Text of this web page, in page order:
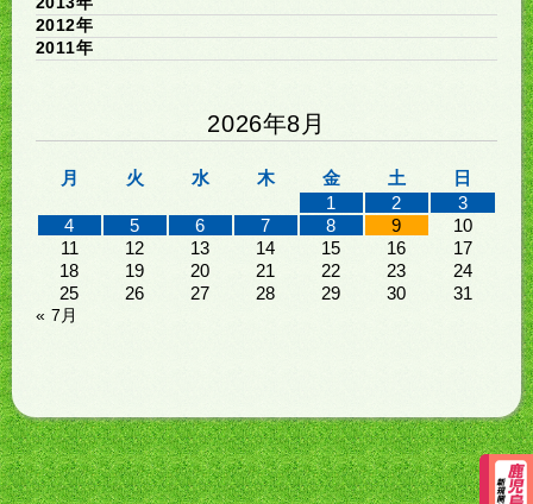
2012年
2011年
2026年8月
月 火 水 木 金 土
日
1
2
3
4
5 6 7 8 9
10
11
12 13 14 15 16
17
18
19 20 21 22 23
24
25
26 27 28 29 30 31
« 7月